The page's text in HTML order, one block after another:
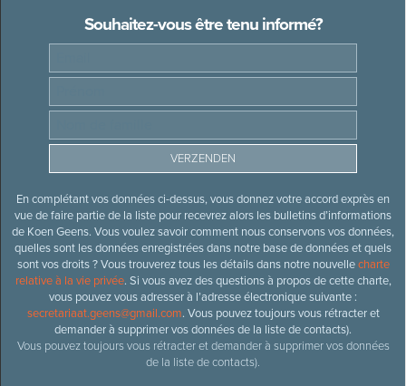
Souhaitez-vous être tenu informé?
En complétant vos données ci-dessus, vous donnez votre accord exprès en
vue de faire partie de la liste pour recevrez alors les bulletins d’informations
de Koen Geens. Vous voulez savoir comment nous conservons vos données,
quelles sont les données enregistrées dans notre base de données et quels
sont vos droits ? Vous trouverez tous les détails dans notre nouvellecharte
relative à la vie privée. Si vous avez des questions à propos de cette charte,
vous pouvez vous adresser à l’adresse électronique suivante :
secretariaat.geens@gmail.com. Vous pouvez toujours vous rétracter et
demander à supprimer vos données de la liste de contacts).
Vous pouvez toujours vous rétracter et demander à supprimer vos données
de la liste de contacts).